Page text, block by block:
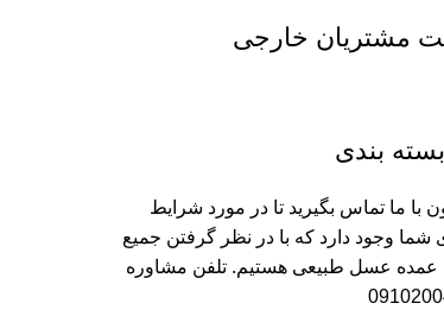
مشتریان خارجی
بندی
با ما تماس بگیرید تا در مورد شرایط
شما وجود دارد که با در نظر گرفتن جمیع
عمده عسل طبیعی هستیم. تلفن مشاوره